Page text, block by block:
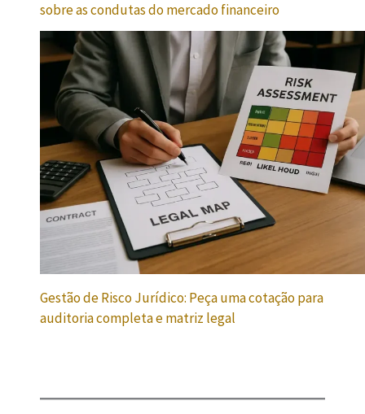
sobre as condutas do mercado financeiro
Gestão de Risco Jurídico: Peça uma cotação para
auditoria completa e matriz legal